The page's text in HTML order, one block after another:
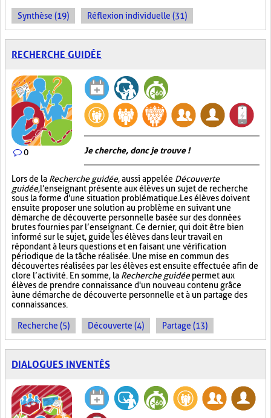
Synthèse (19) Réflexion individuelle (31)
RECHERCHE GUIDÉE
0 Je cherche, donc je trouve !
Lors de la Recherche guidée, aussi appelée Découverte
guidée, l'enseignant présente aux élèves un sujet de recherche
sous la forme d'une situation problématique. Les élèves doivent
ensuite proposer une solution au problème en suivant une
démarche de découverte personnelle basée sur des données
brutes fournies par l’enseignant. Ce dernier, qui doit être bien
informé sur le sujet, guide les élèves dans leur travail en
répondant à leurs questions et en faisant une vérification
périodique de la tâche réalisée. Une mise en commun des
découvertes réalisées par les élèves est ensuite effectuée afin de
clore l’activité. En somme, la Recherche guidéepermet aux
élèves de prendre connaissance d'un nouveau contenu grâce
à une démarche de découverte personnelle et à un partage des
connaissances.
Recherche (5) Découverte (4) Partage (13)
DIALOGUES INVENTÉS